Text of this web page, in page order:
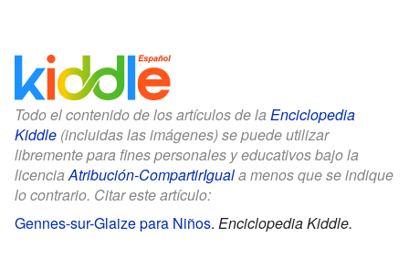
Todo el contenido de los artículos de la Enciclopedia
Kiddle (incluidas las imágenes) se puede utilizar
libremente para fines personales y educativos bajo la
licenciaAtribución-CompartirIguala menos que se indique
lo contrario. Citar este artículo:
Gennes-sur-Glaize para Niños. Enciclopedia Kiddle.